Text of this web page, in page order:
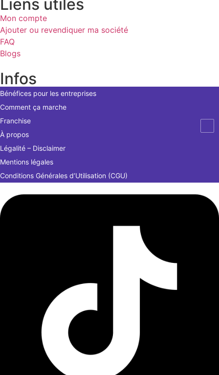
Liens utiles
Mon compte
Ajouter ou revendiquer ma société
FAQ
Blogs
Infos
Bénéfices pour les entreprises
Comment ça marche
Franchise
À propos
Légalité – Disclaimer
Mentions légales
Conditions Générales d’Utilisation (CGU)